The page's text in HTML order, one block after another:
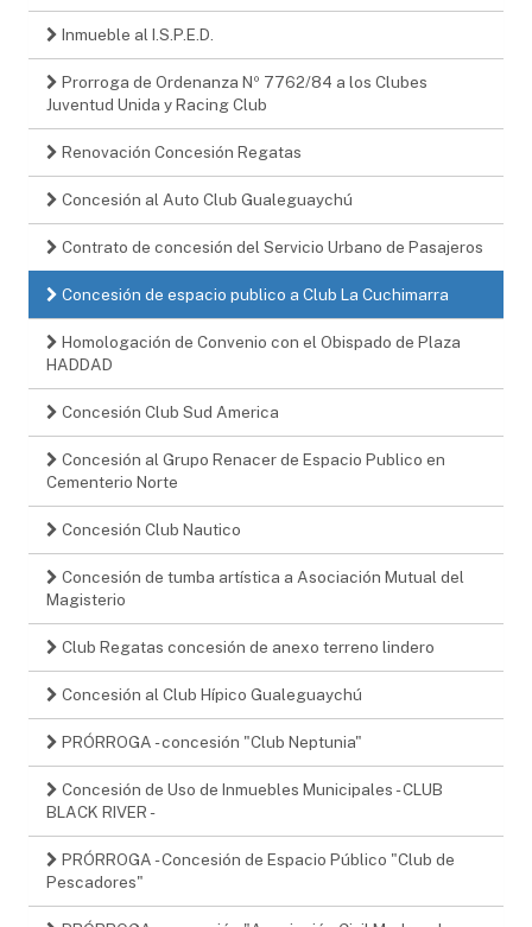
Inmueble al I.S.P.E.D.
Prorroga de Ordenanza Nº 7762/84 a los Clubes
Juventud Unida y Racing Club
Renovación Concesión Regatas
Concesión al Auto Club Gualeguaychú
Contrato de concesión del Servicio Urbano de Pasajeros
Concesión de espacio publico a Club La Cuchimarra
Homologación de Convenio con el Obispado de Plaza
HADDAD
Concesión Club Sud America
Concesión al Grupo Renacer de Espacio Publico en
Cementerio Norte
Concesión Club Nautico
Concesión de tumba artística a Asociación Mutual del
Magisterio
Club Regatas concesión de anexo terreno lindero
Concesión al Club Hípico Gualeguaychú
PRÓRROGA - concesión "Club Neptunia"
Concesión de Uso de Inmuebles Municipales - CLUB
BLACK RIVER -
PRÓRROGA - Concesión de Espacio Público "Club de
Pescadores"